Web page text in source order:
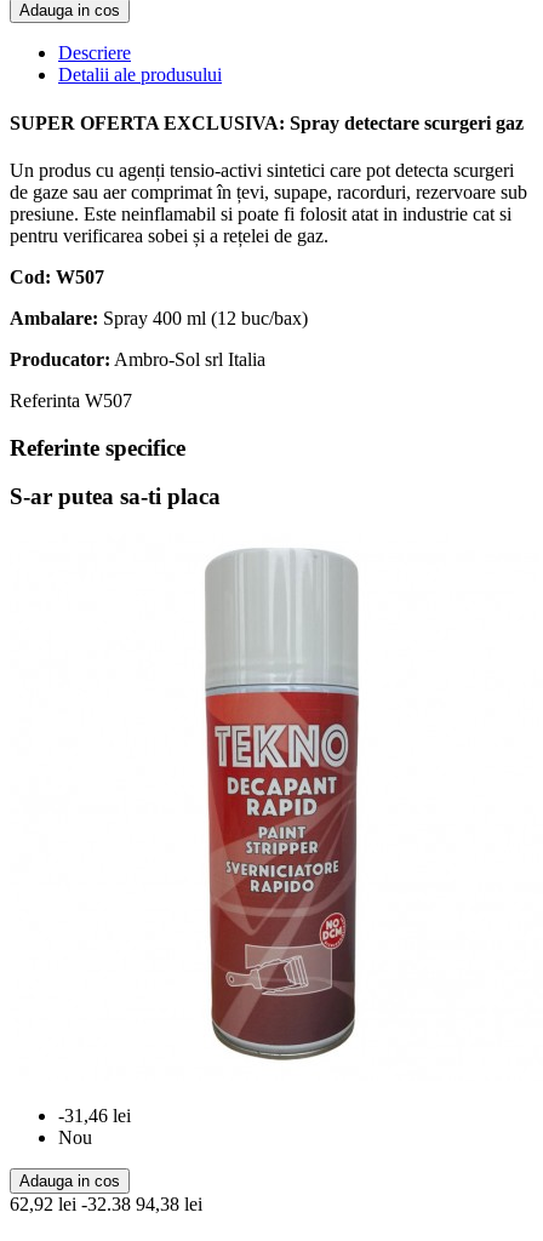
Adauga in cos
Descriere
Detalii ale produsului
SUPER OFERTA EXCLUSIVA: Spray detectare scurgeri gaz
Un produs cu agenți tensio-activi sintetici care pot detecta scurgeri
de gaze sau aer comprimat în țevi, supape, racorduri, rezervoare sub
presiune. Este neinflamabil si poate fi folosit atat in industrie cat si
pentru verificarea sobei și a rețelei de gaz.
Cod: W507
Ambalare: Spray 400 ml (12 buc/bax)
Producator: Ambro-Sol srl Italia
Referinta W507
Referinte specifice
S-ar putea sa-ti placa
-31,46 lei
Nou
Adauga in cos
62,92 lei -32.38 94,38 lei